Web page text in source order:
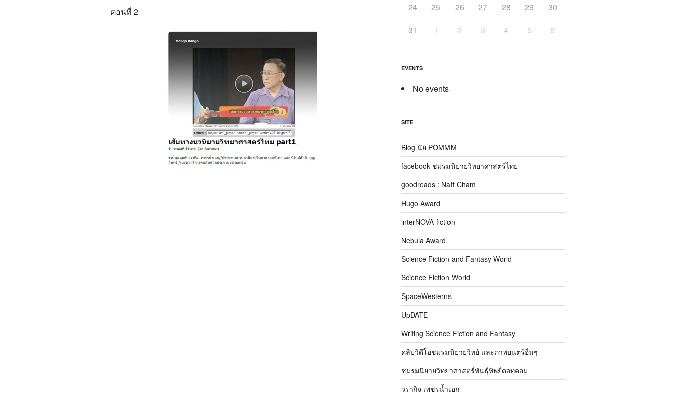
ตอนที่ 2 24 25 26 27 28 29 30
31 1 2 3 4 5 6
EVENTS
No events
SITE
Blog นัย POMMM
facebook ชมรมนิยายวิทยาศาสตร์ไทย
goodreads : Natt Cham
Hugo Award
interNOVA-fiction
Nebula Award
Science Fiction and Fantasy World
Science Fiction World
SpaceWesterns
UpDATE
Writing Science Fiction and Fantasy
คลิปวิดีโอชมรมนิยายวิทย์ และภาพยนตร์อื่นๆ
ชมรมนิยายวิทยาศาสตร์พันธุ์ทิพย์ดอทคอม
วรากิจ เพชรน้ำเอก